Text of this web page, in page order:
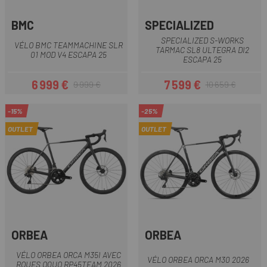
BMC
VÉLO BMC TEAMMACHINE SLR
01 MOD V4 ESCAPA 25
Prix
6 999 €Prix habituel
9 999 €
SPECIALIZED
SPECIALIZED S-WORKS
TARMAC SL8 ULTEGRA DI2
ESCAPA 25
Prix
7 599 €Prix habituel
10 659 €
-15%
OUTLET
ORBEA
VÉLO ORBEA ORCA M35I AVEC
ROUES OQUO RP45TEAM 2026
-25%
OUTLET
ORBEA
VÉLO ORBEA ORCA M30 2026